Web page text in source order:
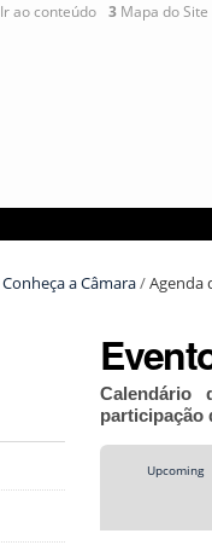
Ir ao conteúdo 3 Mapa do Site
Conheça a Câmara/Agenda
Calendário
participação
Upcoming